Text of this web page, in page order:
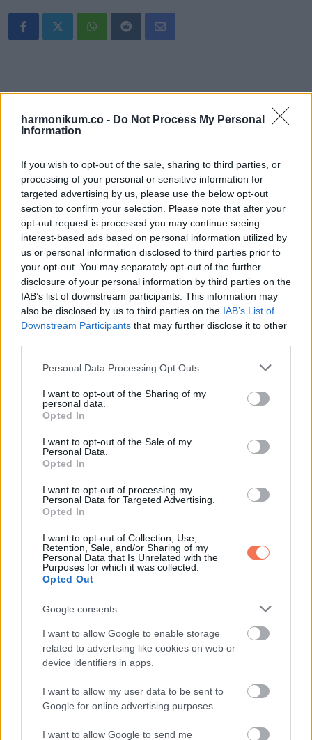
harmonikum.co - Do Not Process My Personal
Information
If you wish to opt-out of the sale, sharing to third parties, or
processing of your personal or sensitive information for
targeted advertising by us, please use the below opt-out
section to confirm your selection. Please note that after your
opt-out request is processed you may continue seeing
interest-based ads based on personal information utilized by
us or personal information disclosed to third parties prior to
your opt-out. You may separately opt-out of the further
disclosure of your personal information by third parties on the
IAB’s list of downstream participants. This information may
also be disclosed by us to third parties on the IAB’s List of
Downstream Participants that may further disclose it to other
Please note that this website/app uses one or more Google
not limited to your visit or usage behaviour. You may click to
grant or deny consent to Google and its third-party tags to
use your data for below specified purposes in below Google
consent section.
Personal Data Processing Opt Outs
I want to opt-out of the Sharing of my
personal data.
Opted In
I want to opt-out of the Sale of my
Personal Data.
Opted In
I want to opt-out of processing my
Personal Data for Targeted Advertising.
Opted In
I want to opt-out of Collection, Use,
Retention, Sale, and/or Sharing of my
Personal Data that Is Unrelated with the
Purposes for which it was collected.
Opted Out
Google consents
I want to allow Google to enable storage
related to advertising like cookies on web or
device identifiers in apps.
I want to allow my user data to be sent to
Google for online advertising purposes.
I want to allow Google to send me
WhatsappRedditShare
ELŐZŐ POSZT
Mérleg-Skorpió-Nyilas-Bak – Vízöntő –
Halak figyelem!Hatalmas változást hoz a
mai nap! Mai horoszkóp (PÉNTEK)
KÖVETKEZŐ POSZT
Tested ÍGY jelez: 8 tünet megmutatja, hogy
szervezeted segítségért kiált!
További bejegyzések